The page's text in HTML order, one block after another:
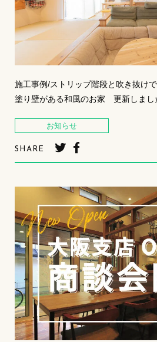
施工事例/ストリップ階段と吹き抜け
塗り壁がある和風のお家 更新しまし
お知らせ
SHARE